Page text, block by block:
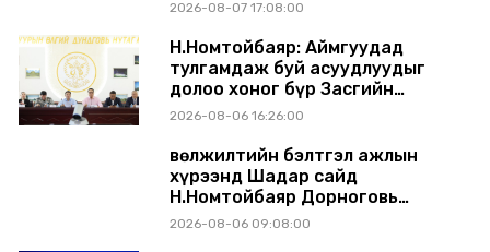
2026-08-07 17:08:00
Н.Номтойбаяр: Аймгуудад
тулгамдаж буй асуудлуудыг
долоо хоног бүр Засгийн
газрын хуралдаанд
2026-08-06 16:26:00
Өвөлжилтийн бэлтгэл ажлын
хүрээнд Шадар сайд
Н.Номтойбаяр Дорноговь
аймагт ажиллав
2026-08-06 09:08:00